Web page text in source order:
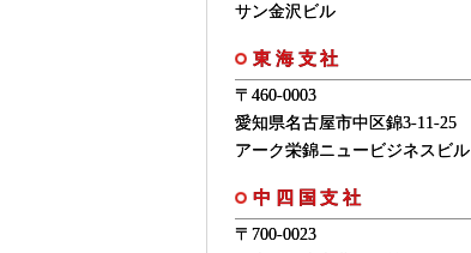
サン金沢ビル
東海支社
〒460-0003
愛知県名古屋市中区錦3-11-25
アーク栄錦ニュービジネスビル
中四国支社
〒700-0023